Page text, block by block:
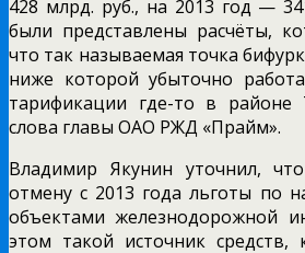
428 млрд. руб., на 2013 год —
были представлены расчёты,
что так называемая точка
ниже которой убыточно
тарификации где-то в районе
слова главы ОАО РЖД «Прайм».
Владимир Якунин уточнил,
отмену с 2013 года льготы по
объектами железнодорожной
этом такой источник